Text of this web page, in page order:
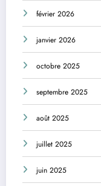
février 2026
janvier 2026
octobre 2025
septembre 2025
août 2025
juillet 2025
juin 2025